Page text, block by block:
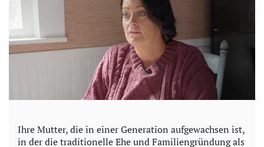
Ihre Mutter, die in einer Generation aufgewachsen ist,
in der die traditionelle Ehe und Familiengründung als